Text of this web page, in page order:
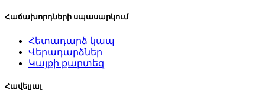
Հաճախորդների սպասարկում
Հետադարձ կապ
Վերադարձներ
Կայքի քարտեզ
Հավելյալ